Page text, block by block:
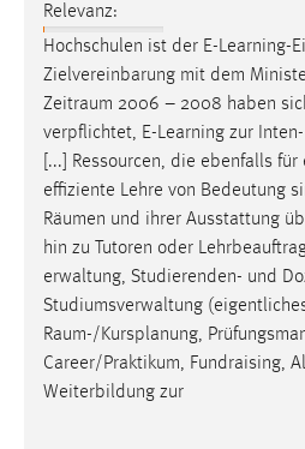
Relevanz:
Hochschulen ist der E-Learning-
Zielvereinbarung mit dem
Zeitraum 2006 – 2008 haben
verpflichtet, E-Learning zur
[...] Ressourcen, die ebenfalls
effiziente Lehre von Bedeutung
Räumen und ihrer Ausstattung
hin zu Tutoren oder
erwaltung, Studierenden- und
Studiumsverwaltung
Raum-/Kursplanung,
Career/Praktikum, Fundraising,
Weiterbildung zur